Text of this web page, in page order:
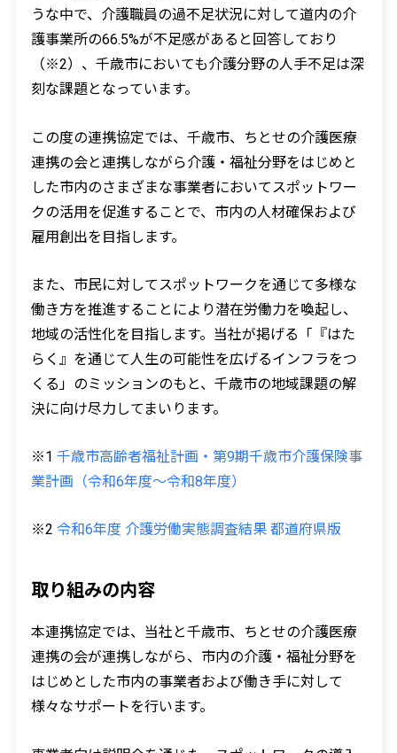
うな中で、介護職員の過不足状況に対して道内の介
護事業所の66.5%が不足感があると回答しており
（※2）、千歳市においても介護分野の人手不足は深
刻な課題となっています。
この度の連携協定では、千歳市、ちとせの介護医療
連携の会と連携しながら介護・福祉分野をはじめと
した市内のさまざまな事業者においてスポットワー
クの活用を促進することで、市内の人材確保および
雇用創出を目指します。
また、市民に対してスポットワークを通じて多様な
働き方を推進することにより潜在労働力を喚起し、
地域の活性化を目指します。当社が掲げる「『はた
らく』を通じて人生の可能性を広げるインフラをつ
くる」のミッションのもと、千歳市の地域課題の解
決に向け尽力してまいります。
※1 千歳市高齢者福祉計画・第9期千歳市介護保険事
業計画（令和6年度〜令和8年度）
※2 令和6年度 介護労働実態調査結果 都道府県版
取り組みの内容
本連携協定では、当社と千歳市、ちとせの介護医療
連携の会が連携しながら、市内の介護・福祉分野を
はじめとした市内の事業者および働き手に対して
様々なサポートを行います。